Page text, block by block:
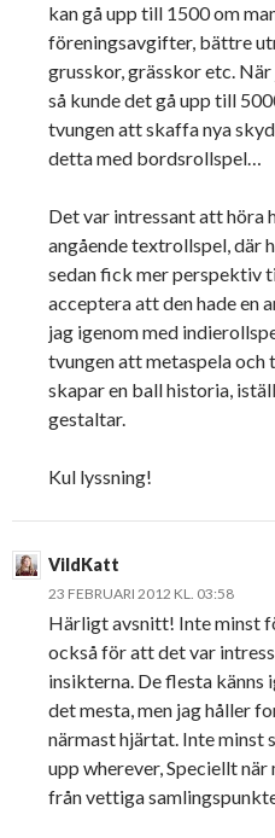
kan gå upp till 1500 om
föreningsavgifter, bättre
grusskor, grässkor etc.
så kunde det gå upp till
tvungen att skaffa nya
detta med bordsrollspel…
Det var intressant att höra
angående textrollspel, där
sedan fick mer perspektiv
acceptera att den hade en
jag igenom med
tvungen att metaspela och
skapar en ball historia,
gestaltar.
Kul lyssning!
VildKatt
23 FEBRUARI 2012 KL. 03:58
Härligt avsnitt! Inte minst
också för att det var
insikterna. De flesta känns
det mesta, men jag håller
närmast hjärtat. Inte minst
upp wherever, Speciellt
från vettiga